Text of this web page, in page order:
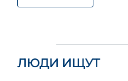
ЛЮДИ ИЩУТ